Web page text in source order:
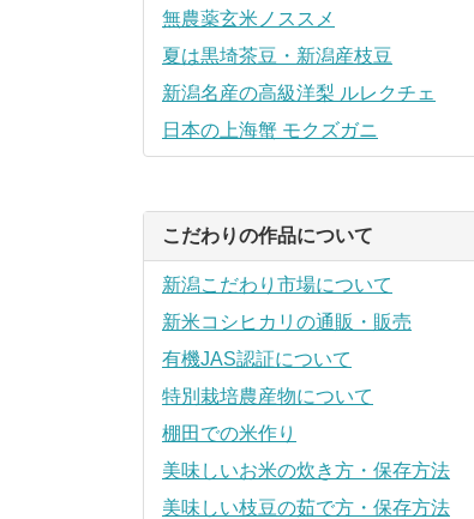
無農薬玄米ノススメ
夏は黒埼茶豆・新潟産枝豆
新潟名産の高級洋梨 ルレクチェ
日本の上海蟹 モクズガニ
こだわりの作品について
新潟こだわり市場について
新米コシヒカリの通販・販売
有機JAS認証について
特別栽培農産物について
棚田での米作り
美味しいお米の炊き方・保存方法
美味しい枝豆の茹で方・保存方法